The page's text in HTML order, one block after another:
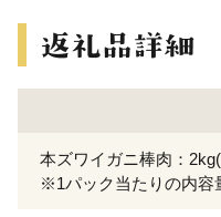
本ズワイガニ棒肉：
※1パック当たりの内容